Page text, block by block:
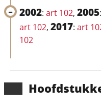
2002: art 102, 2005:
art 102, 2017: art
102